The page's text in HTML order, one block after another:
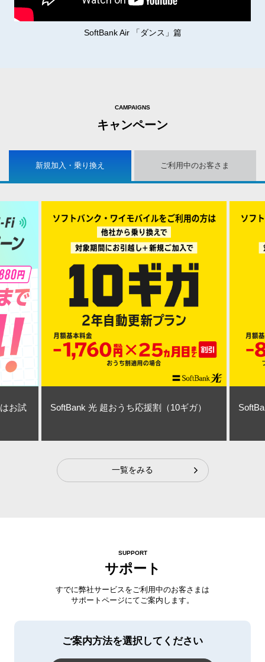
SoftBank Air 「ダンス」篇
CAMPAIGNS
キャンペーン
新規加入・乗り換え ご利用中のお客さま
お試 SoftBank 光 超おうち応援割（10ギガ）
一覧をみる
SUPPORT
サポート
すでに弊社サービスをご利用中のお客さまは
サポートページにてご案内します。
ご案内方法を選択してください